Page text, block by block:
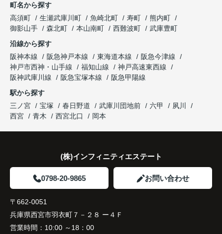
り、住み替えを決断して本当に良かったと思ってい
ます。
長年守ってきた資産を安心して引き継ぐことがで
き、家族全員が納得できる売却となりました。
販売活動では、西宮北口駅へのアクセス、阪急西宮
ガーデンズ、教育施設、商業施設など、このエリア
した。
購入されたご家族は、
と大変喜ばれ、この住まいを選ばれました。
住み替え後は家族それぞれの通勤・通学時間が短く
家族全員にとって、将来を見据えた良い選択だった
町名から探す
高須町
生瀬武庫川町 魚崎北町 寿町
熊内町
御影山手
森北町 本山南町 西難波町
武庫豊町
沿線から探す
阪神本線
阪急神戸本線 東海道本線
阪急今津線
神戸市西神・山手線
福知山線
神戸高速東西線
阪神武庫川線
阪急宝塚本線
阪急甲陽線
駅から探す
三ノ宮
宝塚 春日野道 武庫川団地前 六甲
夙川
西宮
青木 西宮北口 岡本
(株)インフィニティエステート
0798-20-9865 お問い合わせ
〒662-0051
兵庫県西宮市羽衣町７－２８ ー４Ｆ
営業時間： 10:00 ～18：00